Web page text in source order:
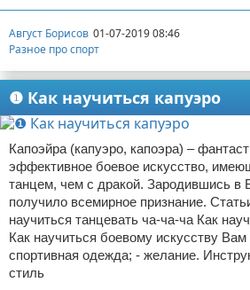
Август Борисов 01-07-2019 08:46
Разное про спорт
❶ Как научиться капуэро
Капоэйра (капуэро, капоэра) –
эффективное боевое искусство,
танцем, чем с дракой. Зародившись в
получило всемирное признание.
научиться танцевать ча-ча-ча Как
Как научиться боевому искусству
спортивная одежда; - желание.
стиль